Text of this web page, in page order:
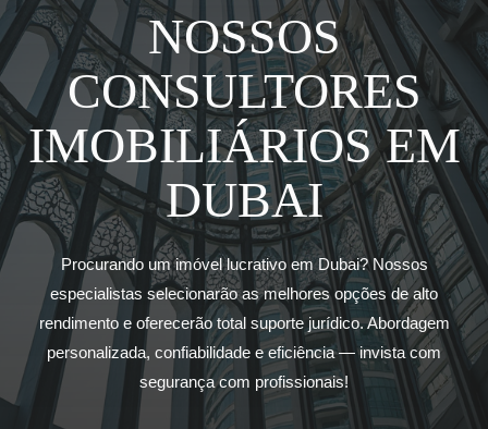
NOSSOS
CONSULTORES
IMOBILIÁRIOS EM
DUBAI
Procurando um imóvel lucrativo em Dubai? Nossos
especialistas selecionarão as melhores opções de alto
rendimento e oferecerão total suporte jurídico. Abordagem
personalizada, confiabilidade e eficiência — invista com
segurança com profissionais!